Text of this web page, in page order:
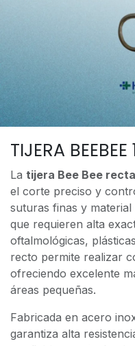
TIJERA
La tijera Bee Bee
el corte preciso y
suturas finas y
que requieren alta
oftalmológicas,
recto permite realizar
ofreciendo excelente
áreas pequeñas.
Fabricada en acero
garantiza alta